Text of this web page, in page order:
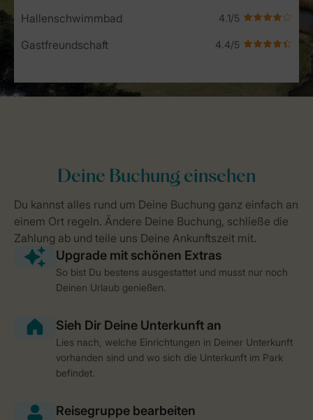
Hallenschwimmbad
Gastfreundschaft
So bist Du bestens ausgestattet und musst nur noch
Deinen Urlaub genießen.
Lies nach, welche Einrichtungen in Deiner Unterkunft
vorhanden sind und wo sich die Unterkunft im Park
befindet.